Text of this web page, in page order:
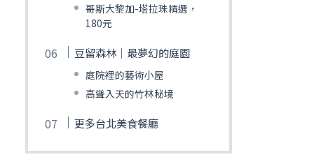
哥斯大黎加-塔拉珠精選，
180元
豆留森林｜最夢幻的庭園
庭院裡的藝術小屋
高聳入天的竹林秘境
更多台北美食餐廳